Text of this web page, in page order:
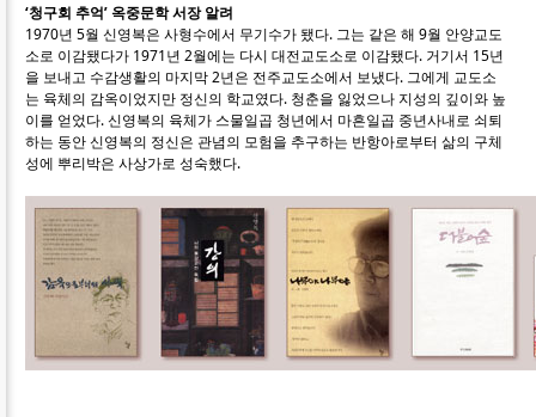
‘청구회 추억’ 옥중문학 서장 알려
1970년 5월 신영복은 사형수에서 무기수가 됐다. 그는 같은 해 9월 안양교도
소로 이감됐다가 1971년 2월에는 다시 대전교도소로 이감됐다. 거기서 15년
을 보내고 수감생활의 마지막 2년은 전주교도소에서 보냈다. 그에게 교도소
는 육체의 감옥이었지만 정신의 학교였다. 청춘을 잃었으나 지성의 깊이와 높
이를 얻었다. 신영복의 육체가 스물일곱 청년에서 마흔일곱 중년사내로 쇠퇴
하는 동안 신영복의 정신은 관념의 모험을 추구하는 반항아로부터 삶의 구체
성에 뿌리박은 사상가로 성숙했다.